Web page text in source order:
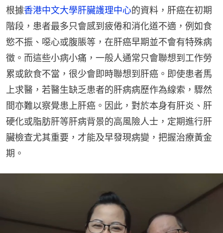
根據香港中文大學肝臟護理中心的資料，肝癌在初期
階段，患者最多只會感到疲倦和消化道不適，例如食
慾不振、噁心或腹脹等，在肝癌早期並不會有特殊病
徵。而這些小病小痛，一般人通常只會聯想到工作勞
累或飲食不當，很少會即時聯想到肝癌。即使患者馬
上求醫，若醫生缺乏患者的肝病病歷作為線索，驟然
間亦難以察覺患上肝癌。因此，對於本身有肝炎、肝
硬化或脂肪肝等肝病背景的高風險人士，定期進行肝
臟檢查尤其重要，才能及早發現病變，把握治療黃金
期。